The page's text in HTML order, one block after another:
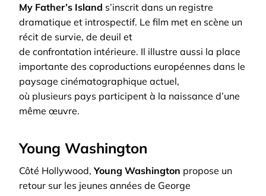
My Father’s Island s’inscrit dans un registre
dramatique et introspectif. Le film met en scène un
récit de survie, de deuil et
de confrontation intérieure. Il illustre aussi la place
importante des coproductions européennes dans le
paysage cinématographique actuel,
où plusieurs pays participent à la naissance d’une
même œuvre.
Young Washington
Côté Hollywood, Young Washington propose un
retour sur les jeunes années de George